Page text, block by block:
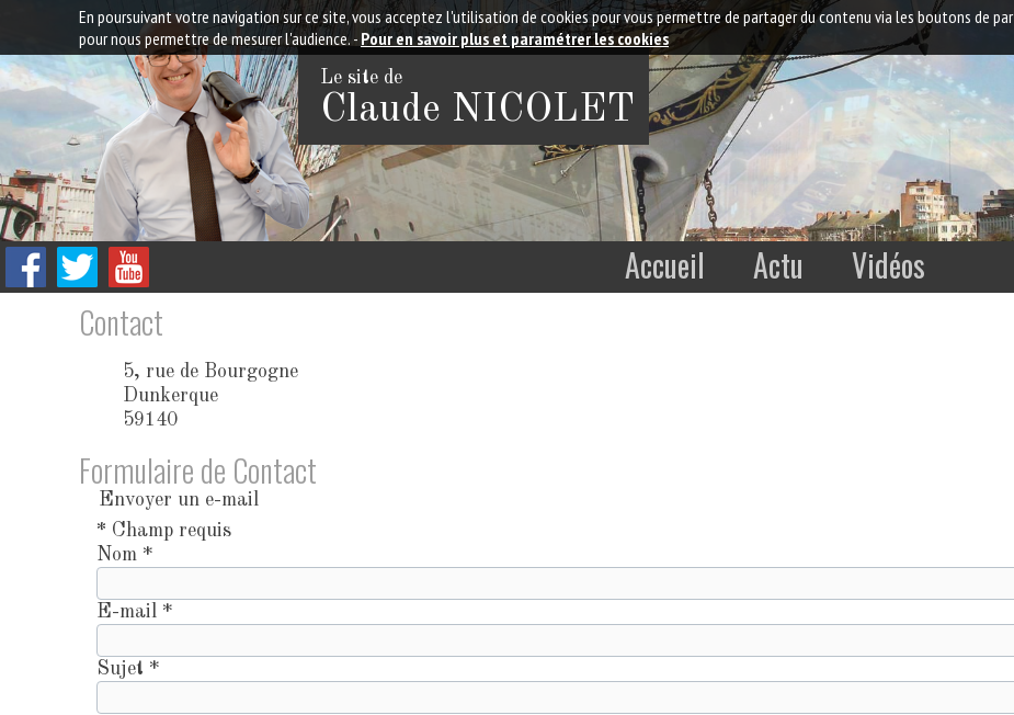
Claude NICOLET
Le site de
Accueil Actu
Vidéos
Contact
5, rue de Bourgogne
Dunkerque
59140
Formulaire de Contact
Envoyer un e-mail
* Champ requis
Nom*
E-mail*
Sujet *
En poursuivant votre navigation sur ce site, vous acceptez l'utilisation de cookies pour vous permettre de partager du contenu via les boutons de
pour nous permettre de mesurer l'audience. - Pour en savoir plus et paramétrer les cookies